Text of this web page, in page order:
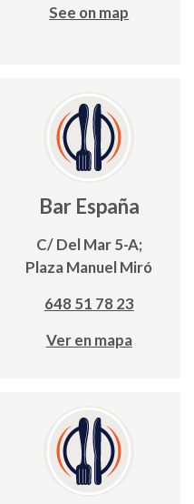
See on map
Bar España
C/ Del Mar 5-A;
Plaza Manuel Miró
648 51 78 23
Ver en mapa